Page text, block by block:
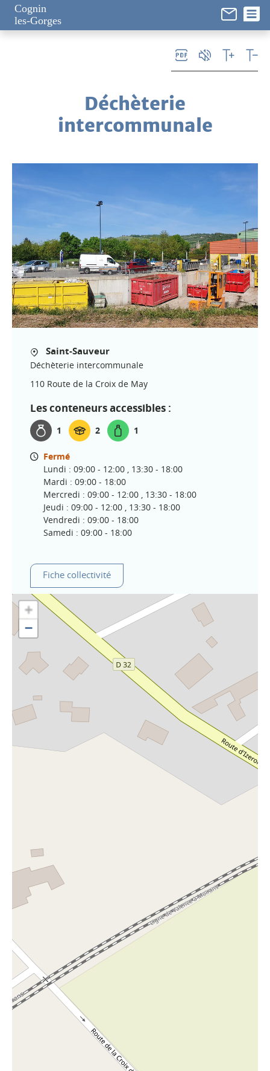
Cognin
les-Gorges
Déchèterie
intercommunale
Saint-Sauveur
Déchèterie intercommunale
110 Route de la Croix de May
Les conteneurs accessibles :
1 2 1
Fermé
Lundi : 09:00 - 12:00 , 13:30 - 18:00
Mardi : 09:00 - 18:00
Mercredi : 09:00 - 12:00 , 13:30 - 18:00
Jeudi : 09:00 - 12:00 , 13:30 - 18:00
Vendredi : 09:00 - 18:00
Samedi : 09:00 - 18:00
Fiche collectivité
+
−
Panneau de gestion des cookies